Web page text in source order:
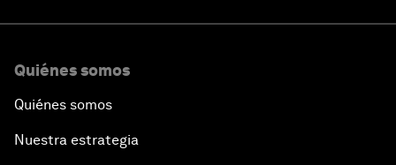
Quiénes somos
Quiénes somos
Nuestra estrategia